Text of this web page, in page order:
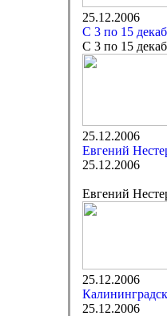
25.12.2006
С 3 по 15
С 3 по 15
25.12.2006
Евгений
25.12.2006
Евгений
25.12.2006
25.12.2006